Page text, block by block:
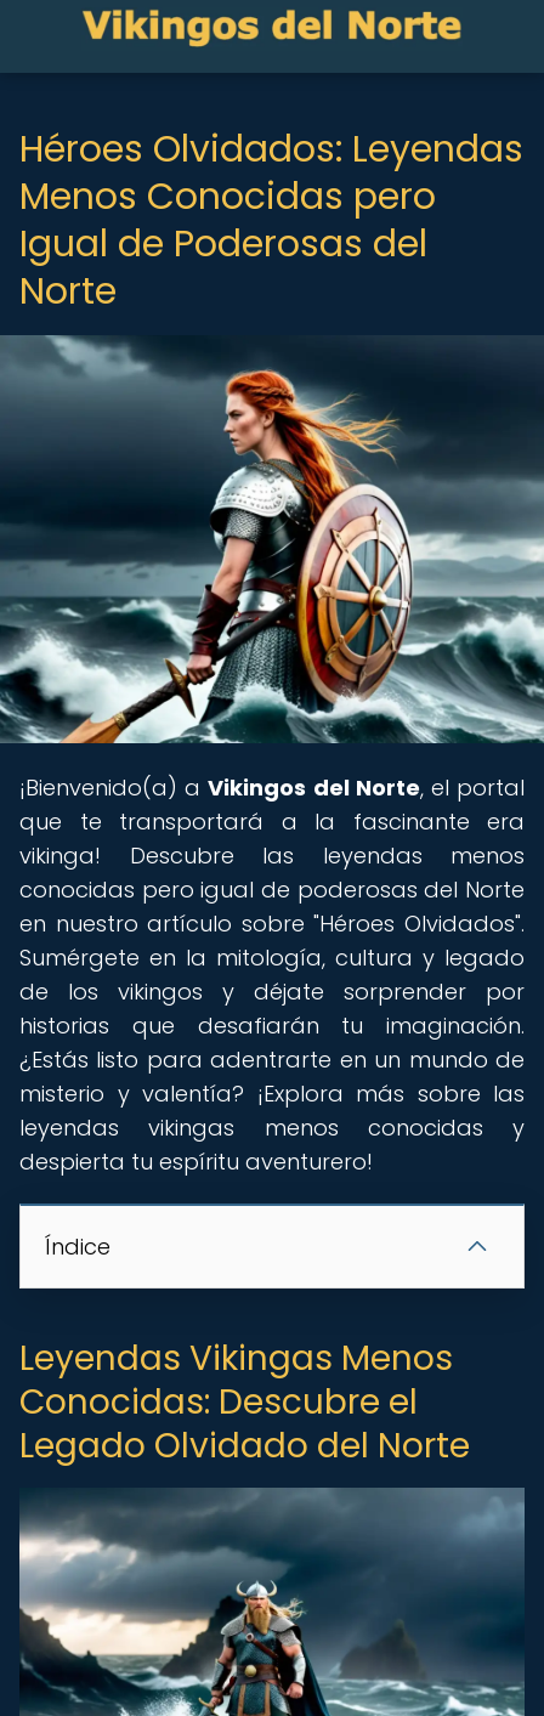
Héroes Olvidados: Leyendas
Menos Conocidas pero
Igual de Poderosas del
Norte
¡Bienvenido(a) aVikingos del Norte, el portal
que te transportará a la fascinante era
vikinga! Descubre las leyendas menos
conocidas pero igual de poderosas del Norte
en nuestro artículo sobre "Héroes Olvidados".
Sumérgete en la mitología, cultura y legado
de los vikingos y déjate sorprender por
historias que desafiarán tu imaginación.
¿Estás listo para adentrarte en un mundo de
misterio y valentía? ¡Explora más sobre las
leyendas vikingas menos conocidas y
despierta tu espíritu aventurero!
Índice
Leyendas Vikingas Menos
Conocidas: Descubre el
Legado Olvidado del Norte